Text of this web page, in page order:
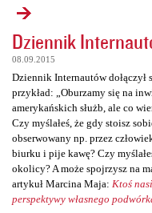
Dziennik
08.09.2015
Dziennik Internautów dołączył
przykład: „Oburzamy się na
amerykańskich służb, ale co
Czy myślałeś, że gdy stoisz
obserwowany np. przez
biurku i pije kawę? Czy
okolicy? A może spojrzysz na
artykuł Marcina Maja: Ktoś
perspektywy własnego